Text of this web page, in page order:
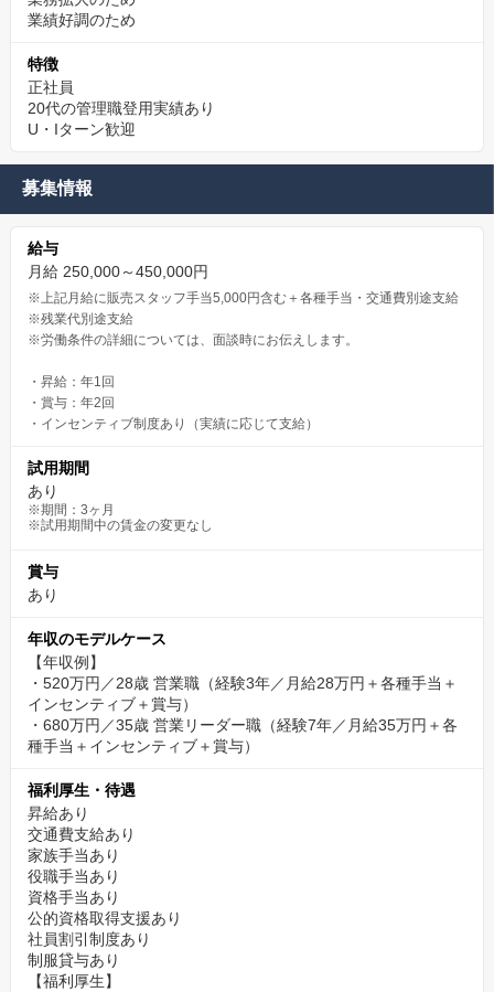
業績好調のため
特徴
正社員
20代の管理職登用実績あり
U・Iターン歓迎
募集情報
給与
月給 250,000～450,000円
※上記月給に販売スタッフ手当5,000円含む＋各種手当・交通費別途支給
※残業代別途支給
※労働条件の詳細については、面談時にお伝えします。
・昇給：年1回
・賞与：年2回
・インセンティブ制度あり（実績に応じて支給）
試用期間
あり
※期間：3ヶ月
※試用期間中の賃金の変更なし
賞与
あり
年収のモデルケース
【年収例】
・520万円／28歳 営業職（経験3年／月給28万円＋各種手当＋
インセンティブ＋賞与）
・680万円／35歳 営業リーダー職（経験7年／月給35万円＋各
種手当＋インセンティブ＋賞与）
福利厚生・待遇
昇給あり
交通費支給あり
家族手当あり
役職手当あり
資格手当あり
公的資格取得支援あり
社員割引制度あり
制服貸与あり
【福利厚生】